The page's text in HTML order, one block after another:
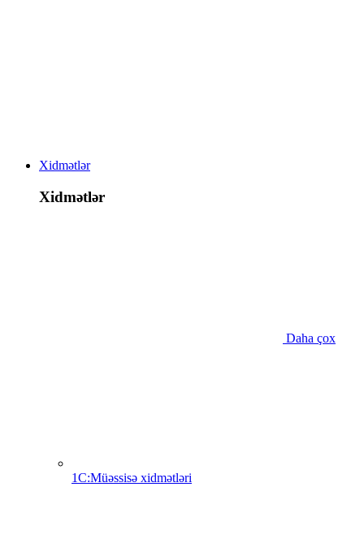
Xidmətlər
Xidmətlər
Daha çox
1C:Müəssisə xidmətləri